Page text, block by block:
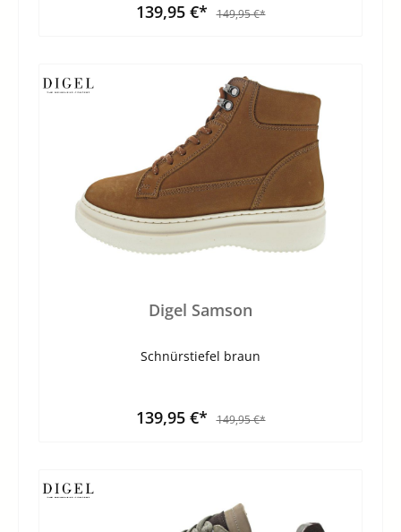
139,95 €* 149,95 €*
Digel Samson
Schnürstiefel braun
139,95 €* 149,95 €*